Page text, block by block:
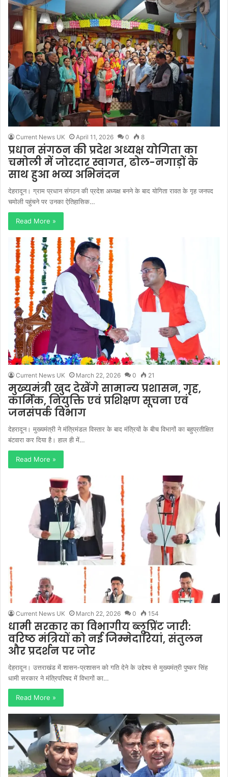
Current News UK April 11, 2026 0 8
प्रधान संगठन की प्रदेश अध्यक्ष योगिता का
चमोली में जोरदार स्वागत, ढोल-नगाड़ों के
साथ हुआ भव्य अभिनंदन
देहरादून। ग्राम प्रधान संगठन की प्रदेश अध्यक्ष बनने के बाद योगिता रावत के गृह जनपद
चमोली पहुंचने पर उनका ऐतिहासिक…
Read More »
Current News UK March 22, 2026 0 21
मुख्यमंत्री खुद देखेंगे सामान्य प्रशासन, गृह,
कार्मिक, नियुक्ति एवं प्रशिक्षण सूचना एवं
जनसंपर्क विभाग
देहरादून। मुख्यमंत्री ने मंत्रिमंडल विस्तार के बाद मंत्रियों के बीच विभागों का बहुप्रतीक्षित
बंटवारा कर दिया है। हाल ही में…
Read More »
Current News UK March 22, 2026 0 154
धामी सरकार का विभागीय ब्लूप्रिंट जारी:
वरिष्ठ मंत्रियों को नई जिम्मेदारियां, संतुलन
और प्रदर्शन पर जोर
देहरादून। उत्तराखंड में शासन-प्रशासन को गति देने के उद्देश्य से मुख्यमंत्री पुष्कर सिंह
धामी सरकार ने मंत्रिपरिषद में विभागों का…
Read More »